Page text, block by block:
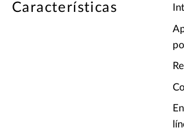
Características